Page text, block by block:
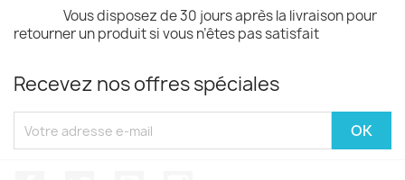
Vous disposez de 30 jours après la livraison pour
retourner un produit si vous n’êtes pas satisfait
Recevez nos offres spéciales